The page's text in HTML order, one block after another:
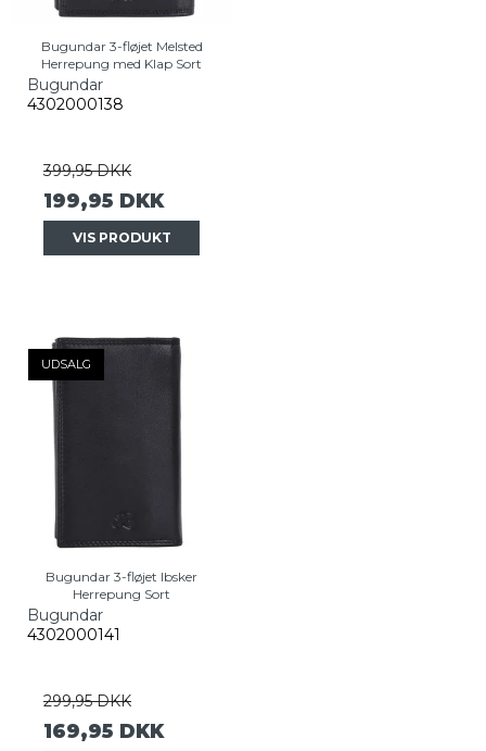
Bugundar 3-fløjet Melsted
Herrepung med Klap Sort
Bugundar
4302000138
399,95 DKK
199,95 DKK
VIS PRODUKT
UDSALG
Bugundar 3-fløjet Ibsker
Herrepung Sort
Bugundar
4302000141
299,95 DKK
169,95 DKK